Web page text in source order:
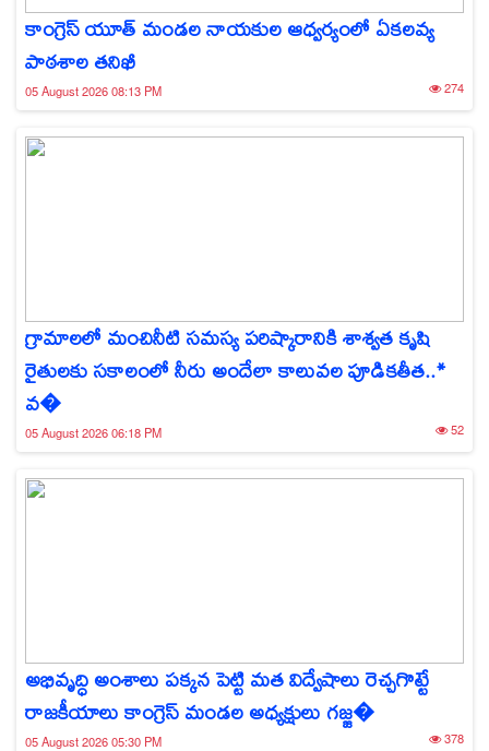
కాంగ్రెస్ యూత్ మండల నాయకుల ఆధ్వర్యంలో ఏకలవ్య
పాఠశాల తనిఖీ
05 August 2026 08:13 PM 274
గ్రామాలలో మంచినీటి సమస్య పరిష్కారానికి శాశ్వత కృషి
రైతులకు సకాలంలో నీరు అందేలా కాలువల పూడికతీత..*
వ�
05 August 2026 06:18 PM 52
అభివృద్ధి అంశాలు పక్కన పెట్టి మత విద్వేషాలు రెచ్చగొట్టే
రాజకీయాలు కాంగ్రెస్ మండల అధ్యక్షులు గజ్జ�
05 August 2026 05:30 PM 378